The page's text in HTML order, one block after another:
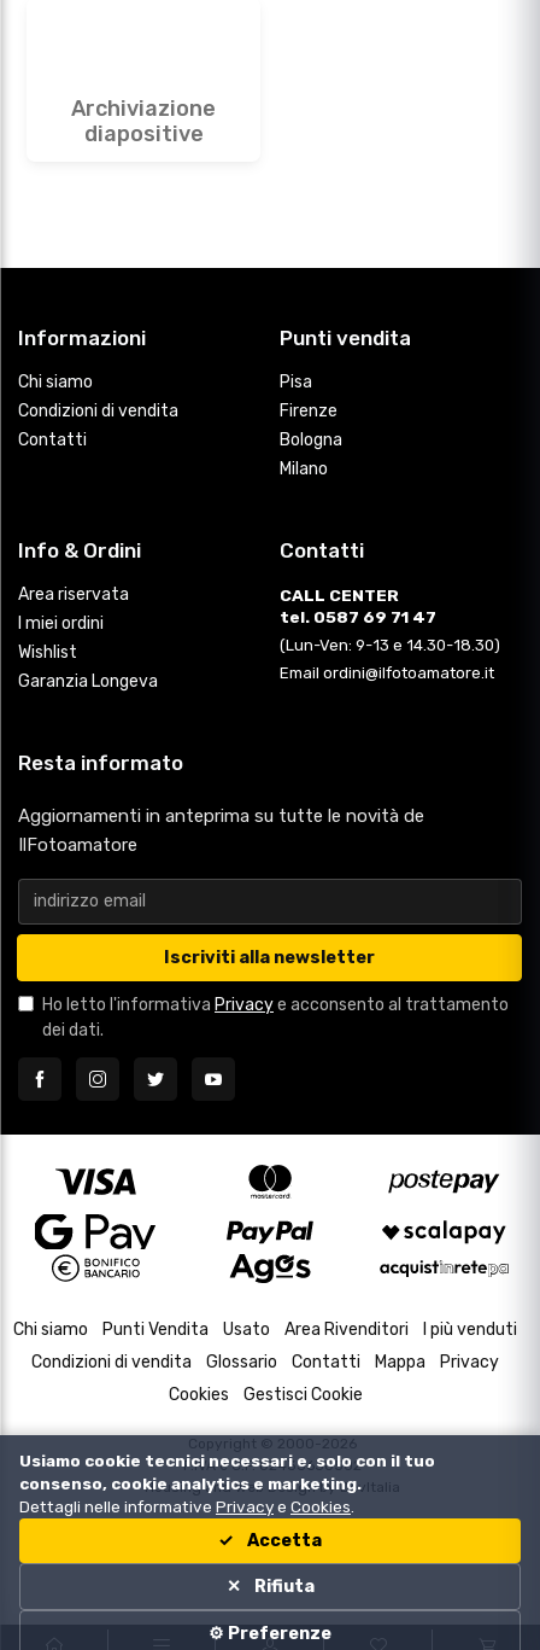
Archiviazione
diapositive
Informazioni
Chi siamo
Condizioni di vendita
Contatti
Punti vendita
Pisa
Firenze
Bologna
Milano
Info & Ordini
Area riservata
I miei ordini
Wishlist
Garanzia Longeva
Contatti
CALL CENTER
tel. 0587 69 71 47
(Lun-Ven: 9-13 e 14.30-18.30)
Email ordini@ilfotoamatore.it
Resta informato
Aggiornamenti in anteprima su tutte le novità de
IlFotoamatore
Iscriviti alla newsletter
Ho letto l'informativa Privacye acconsento al trattamento
dei dati.
Chi siamo Punti Vendita Usato Area Rivenditori
I più venduti
Condizioni di vendita
Glossario Contatti Mappa
Privacy
Cookies
Gestisci Cookie
Copyright © 2000-2026
P.IVA e C.F. 02433630502
Housing and Web Design byDevItalia
Usiamo cookie tecnici necessari e, solo con il tuo
consenso, cookie analytics e marketing.
Dettagli nelle informative Privacye Cookies
Accetta
Rifiuta
⚙️ Preferenze